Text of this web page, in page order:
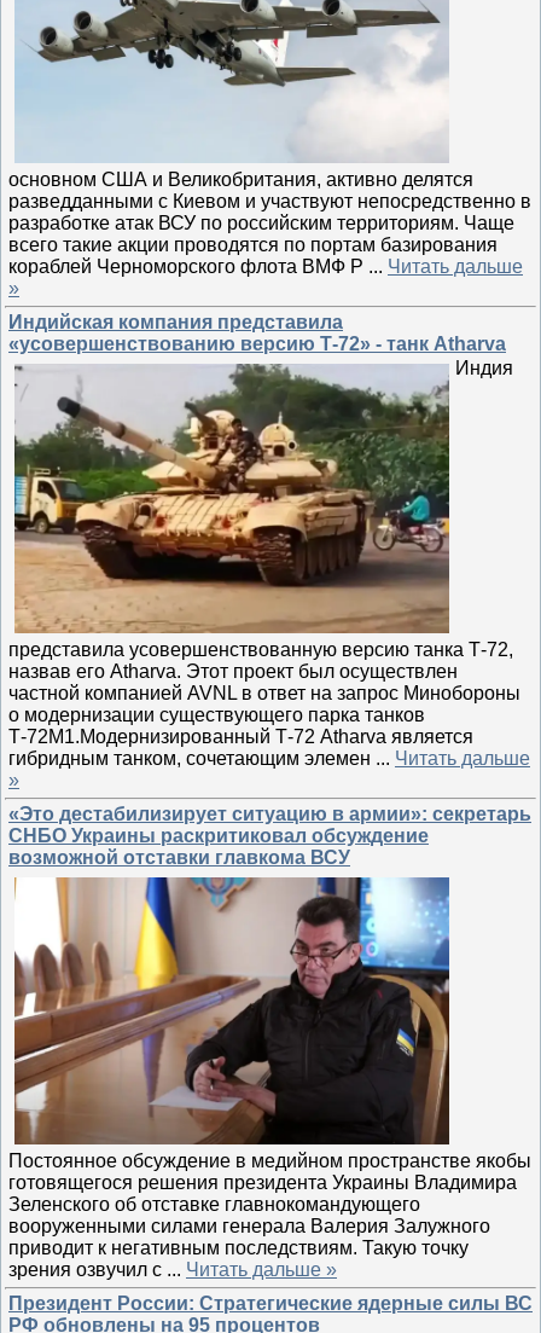
основном США и Великобритания, активно делятся
разведданными с Киевом и участвуют непосредственно в
разработке атак ВСУ по российским территориям. Чаще
всего такие акции проводятся по портам базирования
кораблей Черноморского флота ВМФ Р ... Читать дальше
»
Индийская компания представила
«усовершенствованию версию Т-72» - танк Atharva
Индия
представила усовершенствованную версию танка Т-72,
назвав его Atharva. Этот проект был осуществлен
частной компанией AVNL в ответ на запрос Минобороны
о модернизации существующего парка танков
Т-72М1.Модернизированный Т-72 Atharva является
гибридным танком, сочетающим элемен ... Читать дальше
»
«Это дестабилизирует ситуацию в армии»: секретарь
СНБО Украины раскритиковал обсуждение
возможной отставки главкома ВСУ
Постоянное обсуждение в медийном пространстве якобы
готовящегося решения президента Украины Владимира
Зеленского об отставке главнокомандующего
вооруженными силами генерала Валерия Залужного
приводит к негативным последствиям. Такую точку
зрения озвучил с ... Читать дальше »
Президент России: Стратегические ядерные силы ВС
РФ обновлены на 95 процентов